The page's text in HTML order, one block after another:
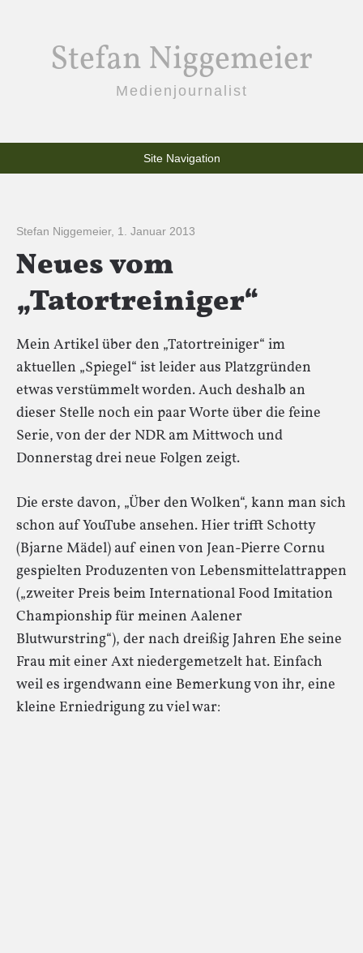
Stefan Niggemeier
Medienjournalist
Site Navigation
Stefan Niggemeier, 1. Januar 2013
Neues vom
„Tatortreiniger“
Mein Artikel über den „Tatortreiniger“ im
aktuellen „Spiegel“ ist leider aus Platzgründen
etwas verstümmelt worden. Auch deshalb an
dieser Stelle noch ein paar Worte über die feine
Serie, von der der NDR am Mittwoch und
Donnerstag drei neue Folgen zeigt.
Die erste davon, „Über den Wolken“, kann man sich
schon auf YouTube ansehen. Hier trifft Schotty
(Bjarne Mädel) auf einen von Jean-Pierre Cornu
gespielten Produzenten von Lebensmittelattrappen
(„zweiter Preis beim International Food Imitation
Championship für meinen Aalener
Blutwurstring“), der nach dreißig Jahren Ehe seine
Frau mit einer Axt niedergemetzelt hat. Einfach
weil es irgendwann eine Bemerkung von ihr, eine
kleine Erniedrigung zu viel war: